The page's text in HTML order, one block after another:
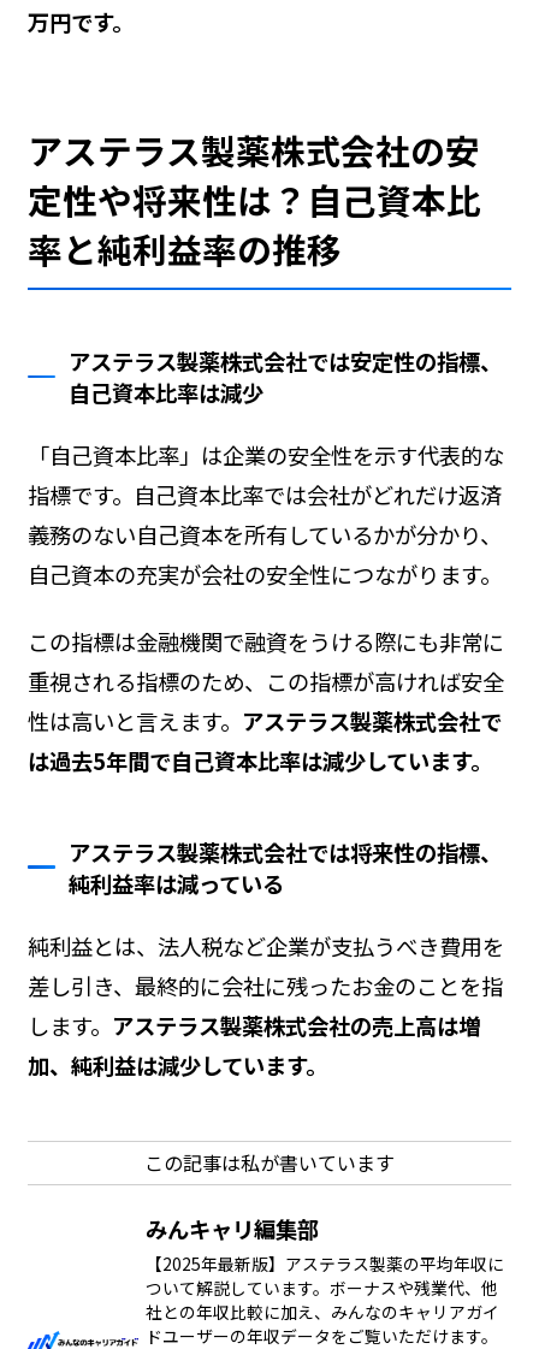
万円です。
アステラス製薬株式会社の安
定性や将来性は？自己資本比
率と純利益率の推移
アステラス製薬株式会社では安定性の指標、
自己資本比率は減少
「自己資本比率」は企業の安全性を示す代表的な
指標です。自己資本比率では会社がどれだけ返済
義務のない自己資本を所有しているかが分かり、
自己資本の充実が会社の安全性につながります。
この指標は金融機関で融資をうける際にも非常に
重視される指標のため、この指標が高ければ安全
性は高いと言えます。 アステラス製薬株式会社で
は過去5年間で自己資本比率は減少しています。
アステラス製薬株式会社では将来性の指標、
純利益率は減っている
純利益とは、法人税など企業が支払うべき費用を
差し引き、最終的に会社に残ったお金のことを指
します。 アステラス製薬株式会社の売上高は増
加、純利益は減少しています。
この記事は私が書いています
みんキャリ編集部
【2025年最新版】アステラス製薬の平均年収に
ついて解説しています。ボーナスや残業代、他
社との年収比較に加え、みんなのキャリアガイ
ドユーザーの年収データをご覧いただけます。